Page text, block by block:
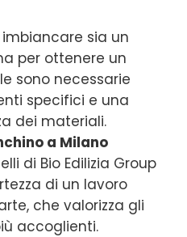
sia un
per ottenere un
sono necessarie
specifici e una
dei materiali.
a Milano
di Bio Edilizia Group
di un lavoro
che valorizza gli
accoglienti.